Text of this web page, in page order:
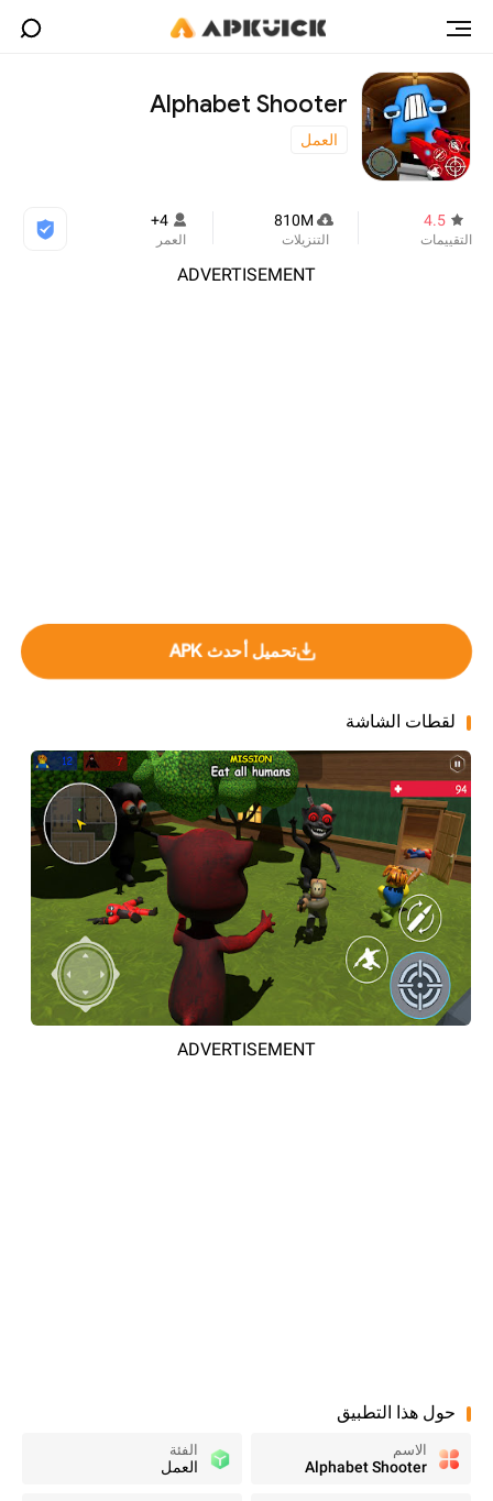
Alphabet Shooter
العمل
4.5
التقييمات
810M
التنزيلات
4+
العمر
ADVERTISEMENT
تحميل أحدث APK
لقطات الشاشة
ADVERTISEMENT
حول هذا التطبيق
الاسم
Alphabet Shooter
الفئة
العمل